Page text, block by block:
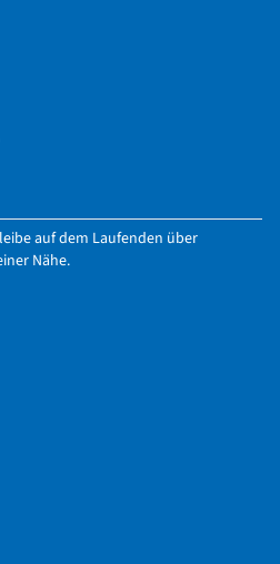
auf dem Laufenden über
Nähe.